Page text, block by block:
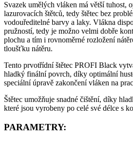
Svazek umělých vláken má větší tuhost,
lazurovacích štětců, tedy štětec bez
vodouředitelné barvy a laky. Vlákna
pružností, tedy je možno velmi dobře
plochu a tím i rovnoměrné rozložení
tloušťku nátěru.
Tento prvotřídní štětec PROFI Black
hladký finální povrch, díky optimální
speciální úpravě zakončení vláken na
Štětec umožňuje snadné čištění, díky
které jsou vyrobeny po celé své délce s
PARAMETRY: